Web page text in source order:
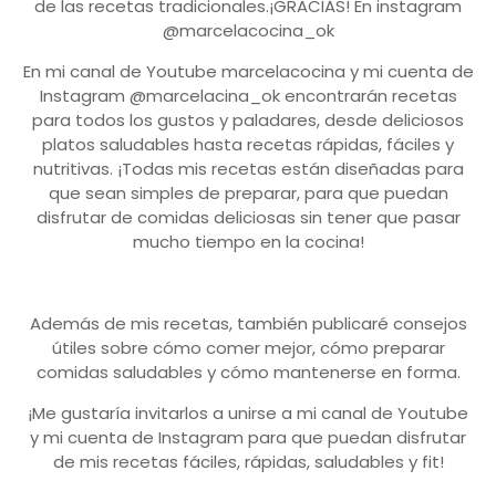
de las recetas tradicionales.¡GRACIAS! En instagram
@marcelacocina_ok
En mi canal de Youtube marcelacocina y mi cuenta de
Instagram @marcelacina_ok encontrarán recetas
para todos los gustos y paladares, desde deliciosos
platos saludables hasta recetas rápidas, fáciles y
nutritivas. ¡Todas mis recetas están diseñadas para
que sean simples de preparar, para que puedan
disfrutar de comidas deliciosas sin tener que pasar
mucho tiempo en la cocina!
Además de mis recetas, también publicaré consejos
útiles sobre cómo comer mejor, cómo preparar
comidas saludables y cómo mantenerse en forma.
¡Me gustaría invitarlos a unirse a mi canal de Youtube
y mi cuenta de Instagram para que puedan disfrutar
de mis recetas fáciles, rápidas, saludables y fit!